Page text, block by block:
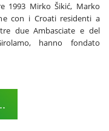
1993 Mirko Šikić, Marko
con i Croati residenti a
due Ambasciate e del
hanno fondato